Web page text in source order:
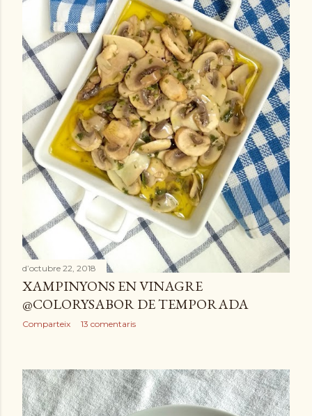
d’octubre 22, 2018
XAMPINYONS EN VINAGRE
@COLORYSABOR DE TEMPORADA
Comparteix 13 comentaris